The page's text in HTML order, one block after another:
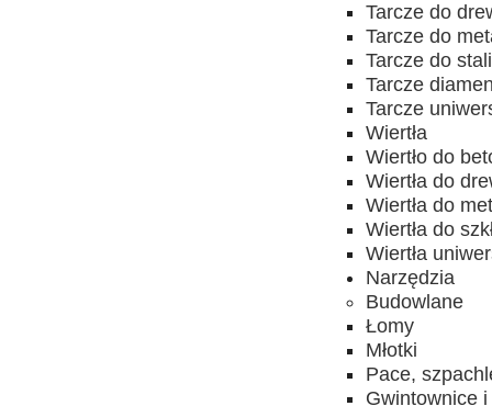
Tarcze do
Tarcze do
Tarcze do
Tarcze
Tarcze
Wiertła
Wiertło do
Wiertła do
Wiertła do
Wiertła do
Wiertła
Narzędzia
Budowlane
Łomy
Młotki
Pace,
Gwintownice